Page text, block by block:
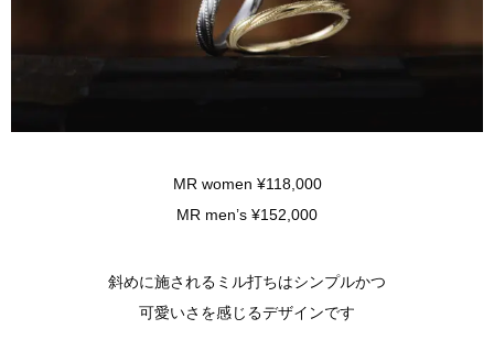
MR women ¥118,000
MR men’s ¥152,000
斜めに施されるミル打ちはシンプルかつ
可愛いさを感じるデザインです